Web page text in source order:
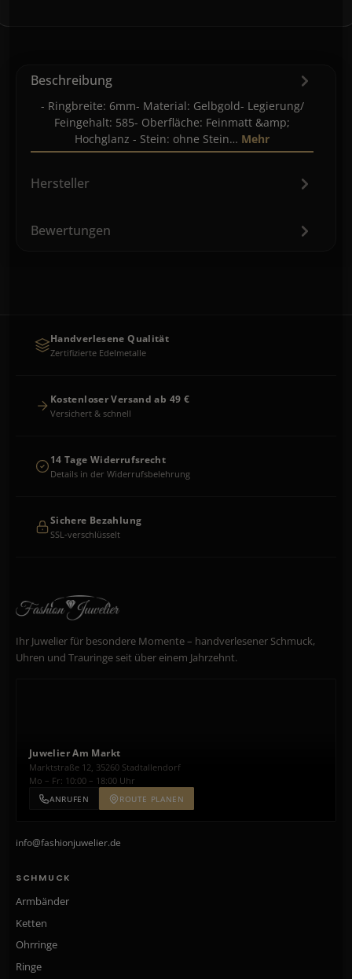
Beschreibung
- Ringbreite: 6mm- Material: Gelbgold- Legierung/
Feingehalt: 585- Oberfläche: Feinmatt &amp;
Hochglanz - Stein: ohne Stein… Mehr
Hersteller
Bewertungen
Handverlesene Qualität
Zertifizierte Edelmetalle
Kostenloser Versand ab 49 €
Versichert & schnell
14 Tage Widerrufsrecht
Details in der Widerrufsbelehrung
Sichere Bezahlung
SSL-verschlüsselt
Ihr Juwelier für besondere Momente – handverlesener Schmuck,
Uhren und Trauringe seit über einem Jahrzehnt.
Juwelier Am Markt
Marktstraße 12, 35260 Stadtallendorf
Mo – Fr: 10:00 – 18:00 Uhr
ANRUFEN ROUTE PLANEN
info@fashionjuwelier.de
SCHMUCK
Armbänder
Ketten
Ohrringe
Ringe